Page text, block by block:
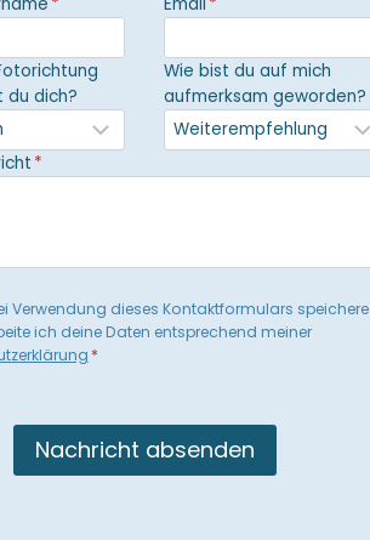
du dich?
Wie bist du auf mich
aufmerksam geworden?
*
Verwendung dieses Kontaktformulars speichere
ich deine Daten entsprechend meiner
*
Nachricht absenden